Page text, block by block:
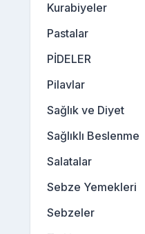
Kurabiyeler
Pastalar
PİDELER
Pilavlar
Sağlık ve Diyet
Sağlıklı Beslenme
Salatalar
Sebze Yemekleri
Sebzeler